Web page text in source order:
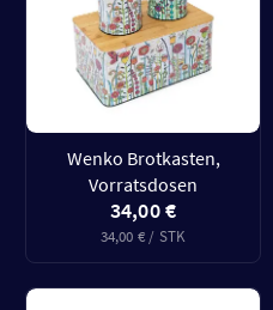
Wenko Brotkasten,
Vorratsdosen
34,00 €
34,00 € / STK